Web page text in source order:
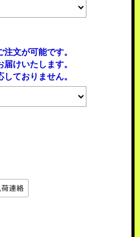
文が可能です。
けいたします。
ておりません。